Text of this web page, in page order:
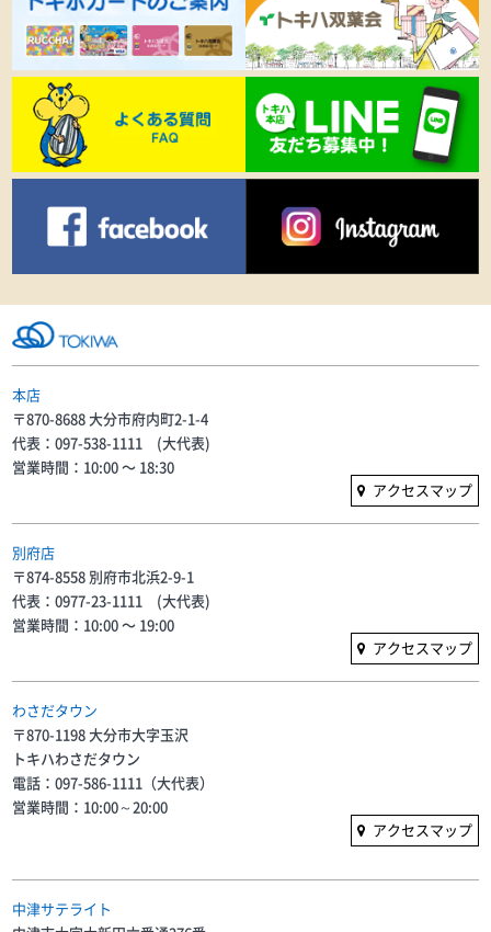
本店
〒870-8688 大分市府内町2-1-4
代表：097-538-1111 (大代表)
営業時間：10:00 〜 18:30
アクセスマップ
別府店
〒874-8558 別府市北浜2-9-1
代表：0977-23-1111 (大代表)
営業時間：10:00 〜 19:00
アクセスマップ
わさだタウン
〒870-1198 大分市大字玉沢
トキハわさだタウン
電話：097-586-1111（大代表）
営業時間：10:00～20:00
アクセスマップ
中津サテライト